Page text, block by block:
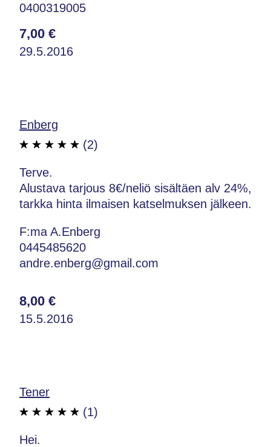
0400319005
7,00 €
29.5.2016
Enberg
(2)
Terve.
Alustava tarjous 8€/neliö sisältäen alv 24%,
tarkka hinta ilmaisen katselmuksen jälkeen.
F:ma A.Enberg
0445485620
andre.enberg@gmail.com
8,00 €
15.5.2016
Tener
(1)
Hei.